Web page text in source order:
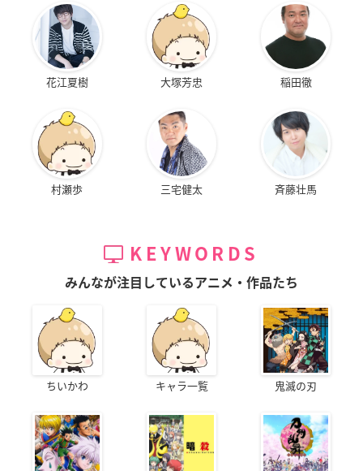
花江夏樹 大塚芳忠 稲田徹
村瀬歩 三宅健太 斉藤壮馬
KEYWORDS
みんなが注目しているアニメ・作品たち
ちいかわ キャラ一覧 鬼滅の刃